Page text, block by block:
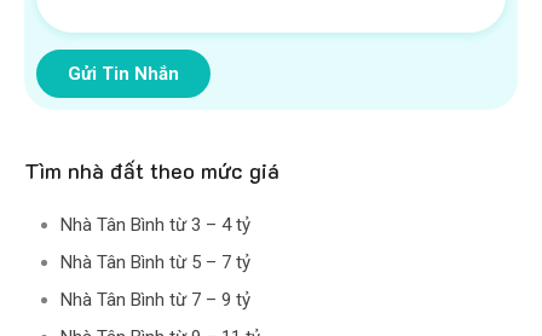
Gửi Tin Nhắn
Tìm nhà đất theo mức giá
Nhà Tân Bình từ 3 – 4 tỷ
Nhà Tân Bình từ 5 – 7 tỷ
Nhà Tân Bình từ 7 – 9 tỷ